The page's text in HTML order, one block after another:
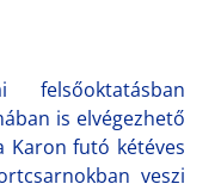
felsőoktatásban
is elvégezhető
Karon futó kétéves
veszi